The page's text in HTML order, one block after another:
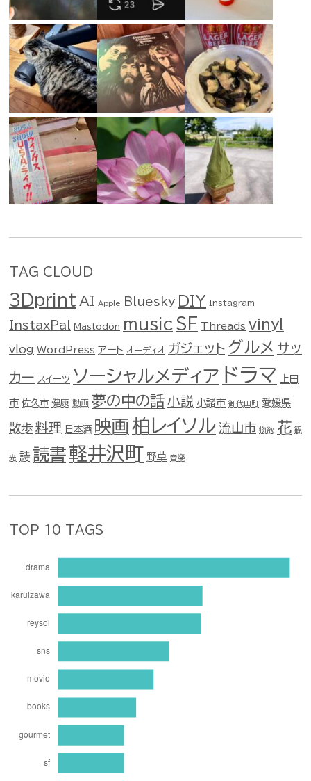
TAG CLOUD
3Dprint AI Apple Bluesky DIY Instagram
InstaxPal Mastodon music SF Threads vinyl
vlog WordPress アート オーディオ ガジェット グルメ サッ
カー スイーツ ソーシャルメディア ドラマ 上田
市 佐久市 健康 動画 夢の中の話 小説 小諸市 御代田町 愛媛県
散歩 料理 日本酒 映画 柏レイソル 流山市 物欲 花 観
光 詩 読書軽井沢町 野草 音楽
TOP 10 TAGS